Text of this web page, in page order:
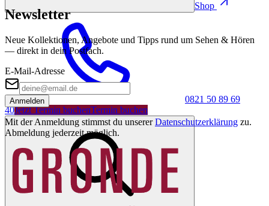
Shop
0821 50 89 69
40Jetzt Termin buchenTermin buchen
Newsletter
Neue Kollektionen, Angebote und Tipps rund um Sehen & Hören
— direkt in dein Postfach.
E-Mail-Adresse
Anmelden
Mit der Anmeldung stimmst du unserer Datenschutzerklärung zu.
Abmeldung jederzeit möglich.